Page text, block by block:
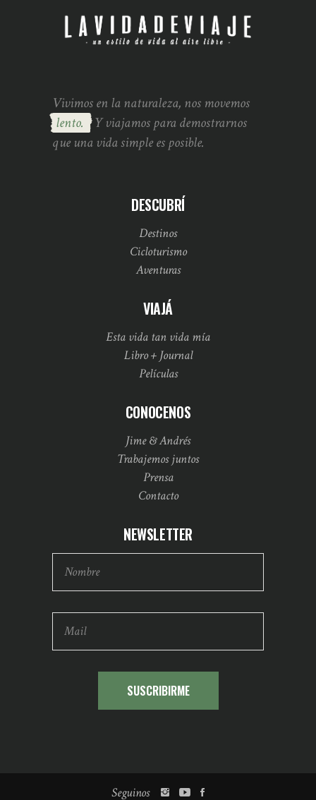
Vivimos en la naturaleza, nos movemos
lento. Y viajamos para demostrarnos
que una vida simple es posible.
DESCUBRÍ
Destinos
Cicloturismo
Aventuras
VIAJÁ
Esta vida tan vida mía
Libro + Journal
Películas
CONOCENOS
Jime & Andrés
Trabajemos juntos
Prensa
Contacto
NEWSLETTER
Seguinos